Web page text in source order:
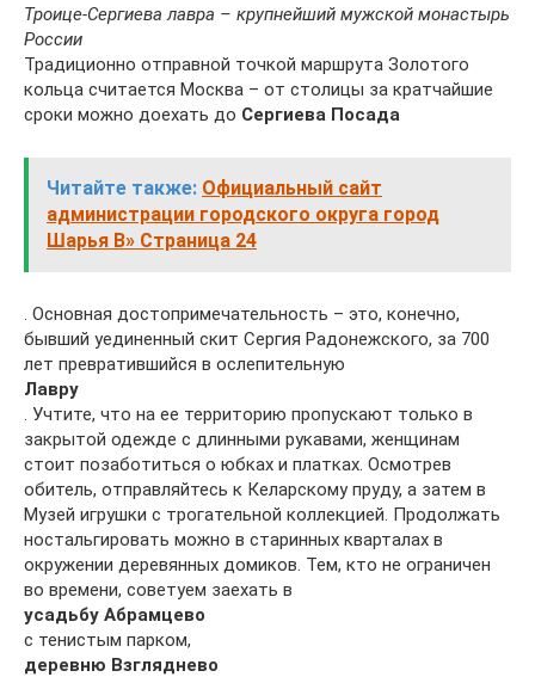
Троице-Сергиева лавра – крупнейший мужской монастырь
России
Традиционно отправной точкой маршрута Золотого
кольца считается Москва – от столицы за кратчайшие
сроки можно доехать до Сергиева Посада
Читайте также: Официальный сайт
администрации городского округа город
Шарья В» Страница 24
. Основная достопримечательность – это, конечно,
бывший уединенный скит Сергия Радонежского, за 700
лет превратившийся в ослепительную
Лавру
. Учтите, что на ее территорию пропускают только в
закрытой одежде с длинными рукавами, женщинам
стоит позаботиться о юбках и платках. Осмотрев
обитель, отправляйтесь к Келарскому пруду, а затем в
Музей игрушки с трогательной коллекцией. Продолжать
ностальгировать можно в старинных кварталах в
окружении деревянных домиков. Тем, кто не ограничен
во времени, советуем заехать в
усадьбу Абрамцево
с тенистым парком,
деревню Взгляднево